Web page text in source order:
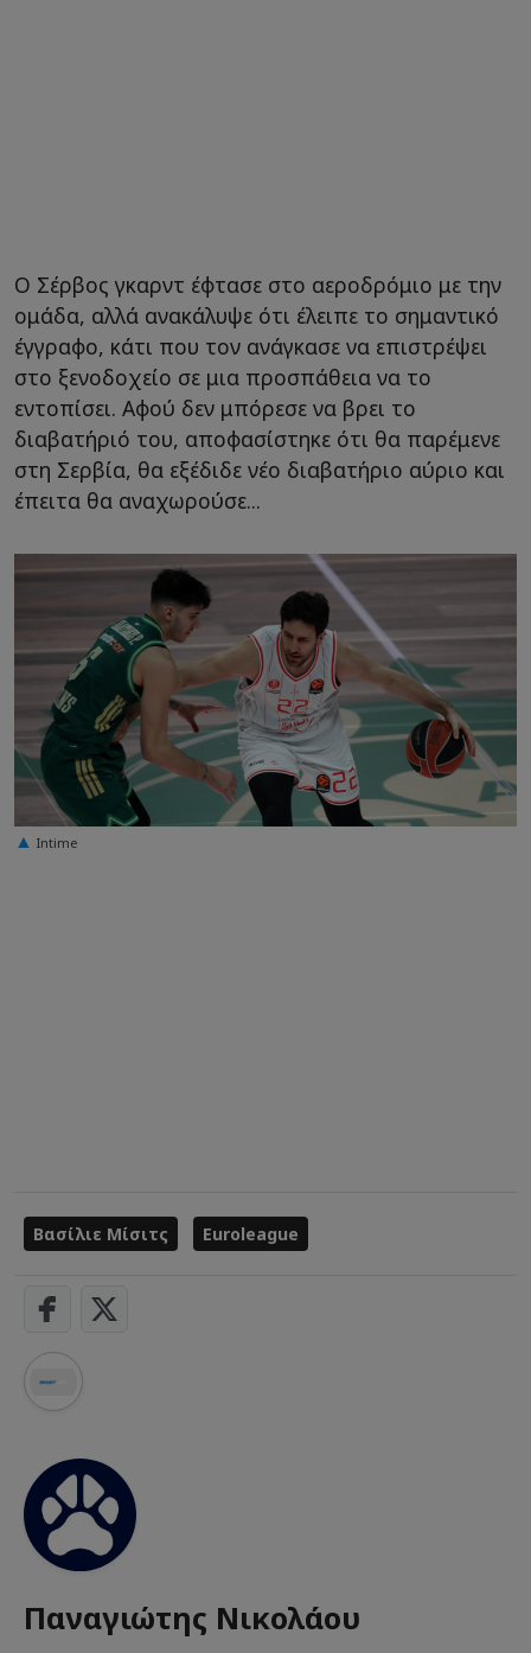
Ο Σέρβος γκαρντ έφτασε στο αεροδρόμιο με την
ομάδα, αλλά ανακάλυψε ότι έλειπε το σημαντικό
έγγραφο, κάτι που τον ανάγκασε να επιστρέψει
στο ξενοδοχείο σε μια προσπάθεια να το
εντοπίσει. Αφού δεν μπόρεσε να βρει το
διαβατήριό του, αποφασίστηκε ότι θα παρέμενε
στη Σερβία, θα εξέδιδε νέο διαβατήριο αύριο και
έπειτα θα αναχωρούσε...
Intime
Βασίλιε Μίσιτς Euroleague
Παναγιώτης Νικολάου